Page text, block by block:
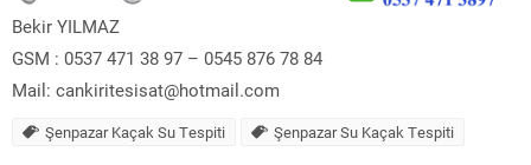
Bekir YILMAZ
GSM : 0537 471 38 97 – 0545 876 78 84
Mail: cankiritesisat@hotmail.com
Şenpazar Kaçak Su Tespiti Şenpazar Su Kaçak Tespiti